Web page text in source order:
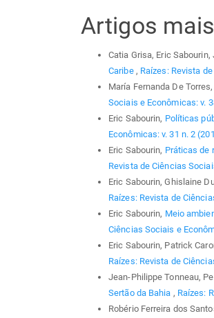
Artigos
Catia Grisa, Eric
Caribe , Raízes: Revista
María Fernanda De
Sociais e Econômicas: v.
Eric Sabourin, Políticas
Econômicas: v. 31 n. 2
Eric Sabourin, Práticas de
Revista de Ciências
Eric Sabourin, Ghislaine
Raízes: Revista de
Eric Sabourin, Meio
Ciências Sociais e
Eric Sabourin, Patrick
Raízes: Revista de
Jean-Philippe Tonneau,
Sertão da Bahia , Raízes:
Robério Ferreira dos